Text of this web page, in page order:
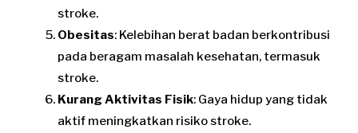
stroke.
Obesitas: Kelebihan berat badan berkontribusi
pada beragam masalah kesehatan, termasuk
stroke.
Kurang Aktivitas Fisik: Gaya hidup yang tidak
aktif meningkatkan risiko stroke.